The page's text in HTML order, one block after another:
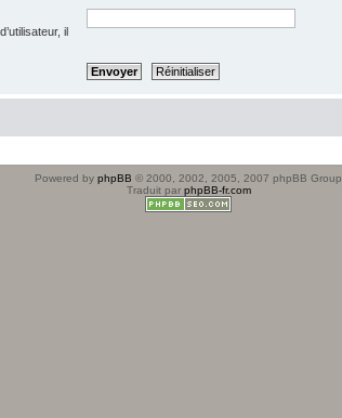
il
Powered by phpBB © 2000, 2002, 2005, 2007 phpBB Group
Traduit par phpBB-fr.com